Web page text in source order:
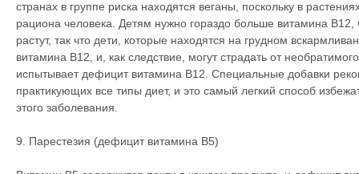
странах в группе риска находятся веганы, поскольку в
рациона человека. Детям нужно гораздо больше витамина
растут, так что дети, которые находятся на грудном
витамина В12, и, как следствие, могут страдать от
испытывает дефицит витамина В12. Специальные добавки
практикующих все типы диет, и это самый легкий способ
этого заболевания.
9. Парестезия (дефицит витамина В5)